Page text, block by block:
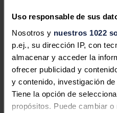
Uso responsable de sus
Nosotros y nuestros 1022
p.ej., su dirección IP, con
almacenar y acceder la
ofrecer publicidad y
y contenido, investigación
Tiene la opción de
propósitos. Puede cambiar
José A. Roca07/08/2026